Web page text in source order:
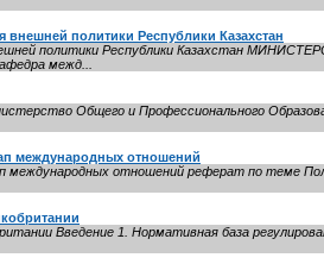
политики Республики Казахстан
политики Республики Казахстан
межд...
Общего и Профессионального
международных отношений
отношений реферат по теме
Введение 1. Нормативная база